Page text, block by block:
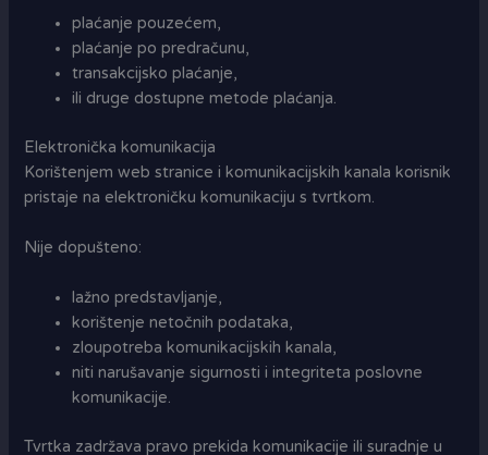
plaćanje pouzećem,
plaćanje po predračunu,
transakcijsko plaćanje,
ili druge dostupne metode plaćanja.
Elektronička komunikacija
Korištenjem web stranice i komunikacijskih kanala korisnik
pristaje na elektroničku komunikaciju s tvrtkom.
Nije dopušteno:
lažno predstavljanje,
korištenje netočnih podataka,
zloupotreba komunikacijskih kanala,
niti narušavanje sigurnosti i integriteta poslovne
komunikacije.
Tvrtka zadržava pravo prekida komunikacije ili suradnje u